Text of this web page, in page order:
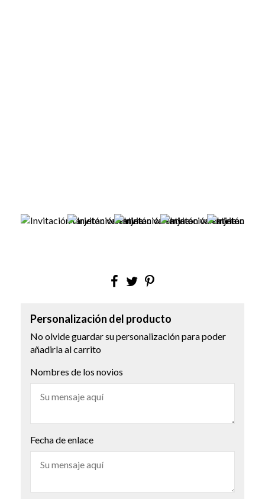
Personalización del producto
No olvide guardar su personalización para poder
añadirla al carrito
Nombres de los novios
Fecha de enlace